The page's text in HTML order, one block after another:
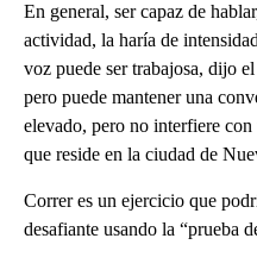
En general, ser capaz de
actividad, la haría de
voz puede ser trabajosa, dijo
pero puede mantener una
elevado, pero no interfiere
que reside en la ciudad de
Correr es un ejercicio que
desafiante usando la “prueba